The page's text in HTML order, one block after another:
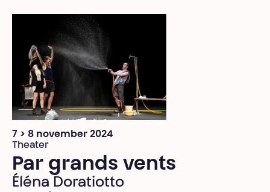
7 > 8 november 2024
Theater
Par grands vents
Éléna Doratiotto